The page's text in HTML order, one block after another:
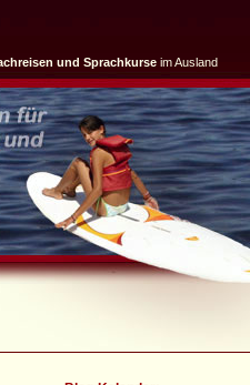
und Sprachkurse im Ausland